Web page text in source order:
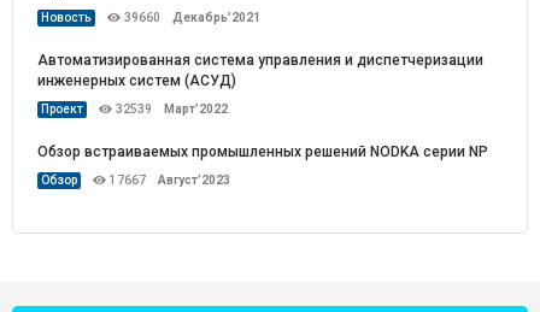
Новость 39660 Декабрь’2021
Автоматизированная система управления и диспетчеризации
инженерных систем (АСУД)
Проект 32539 Март’2022
Обзор встраиваемых промышленных решений NODKA серии NP
Обзор 17667 Август’2023